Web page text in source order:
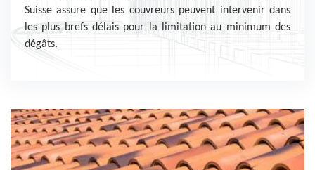
Suisse assure que les couvreurs peuvent intervenir dans
les plus brefs délais pour la limitation au minimum des
dégâts.